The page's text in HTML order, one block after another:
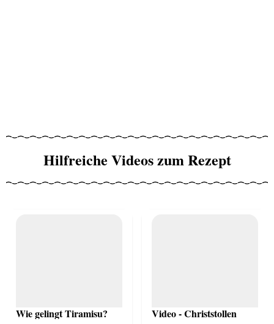
Hilfreiche Videos zum Rezept
Wie gelingt Tiramisu? Video - Christstollen